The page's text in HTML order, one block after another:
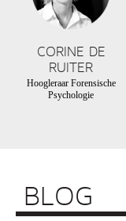
CORINE DE
RUITER
Hoogleraar Forensische
Psychologie
BLOG